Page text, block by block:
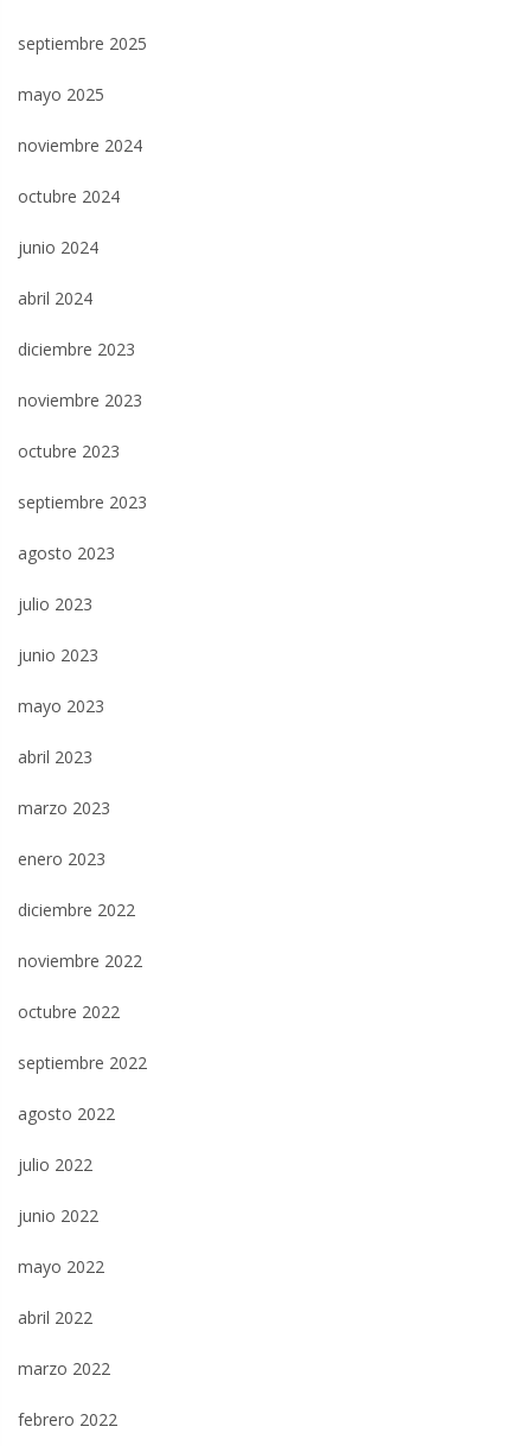
septiembre 2025
mayo 2025
noviembre 2024
octubre 2024
junio 2024
abril 2024
diciembre 2023
noviembre 2023
octubre 2023
septiembre 2023
agosto 2023
julio 2023
junio 2023
mayo 2023
abril 2023
marzo 2023
enero 2023
diciembre 2022
noviembre 2022
octubre 2022
septiembre 2022
agosto 2022
julio 2022
junio 2022
mayo 2022
abril 2022
marzo 2022
febrero 2022